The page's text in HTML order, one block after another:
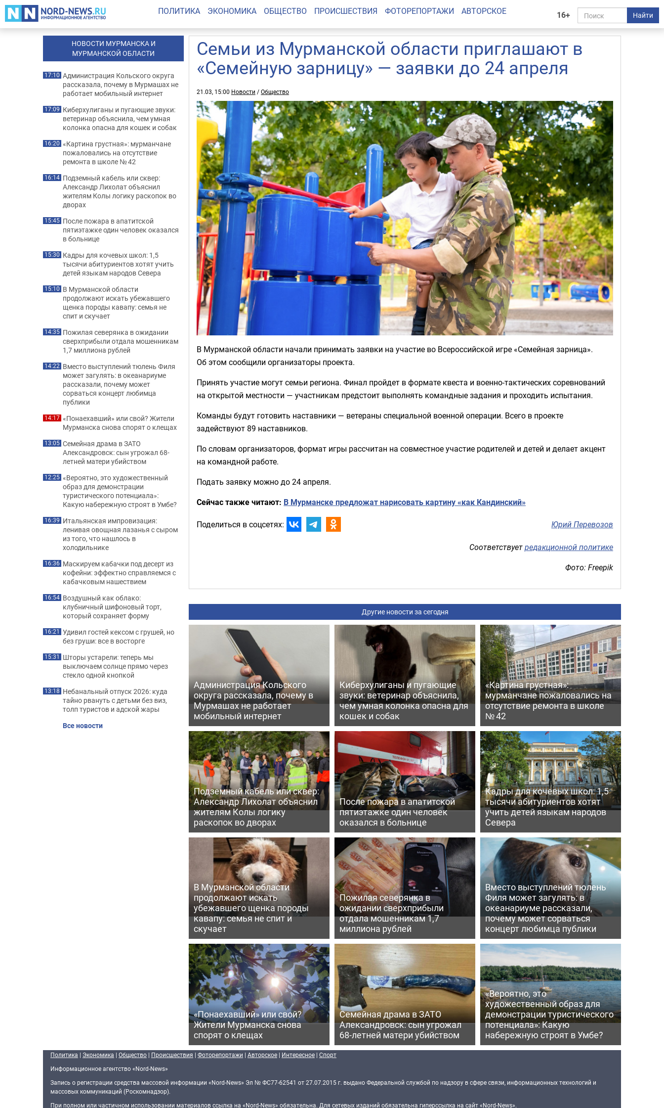
16+ Найти
ПОЛИТИКА ЭКОНОМИКА ОБЩЕСТВО ПРОИСШЕСТВИЯ ФОТОРЕПОРТАЖИ АВТОРСКОЕ
Семьи из Мурманской области приглашают в
«Семейную зарницу» — заявки до 24 апреля
21.03, 15:00 Новости /Общество
В Мурманской области начали принимать заявки на участие во Всероссийской игре «Семейная зарница».
Об этом сообщили организаторы проекта.
Принять участие могут семьи региона. Финал пройдет в формате квеста и военно-тактических соревнований
на открытой местности — участникам предстоит выполнять командные задания и проходить испытания.
Команды будут готовить наставники — ветераны специальной военной операции. Всего в проекте
задействуют 89 наставников.
По словам организаторов, формат игры рассчитан на совместное участие родителей и детей и делает акцент
на командной работе.
Подать заявку можно до 24 апреля.
Сейчас также читают: В Мурманске предложат нарисовать картину «как Кандинский»
Поделиться в соцсетях: Юрий Перевозов
Соответствуетредакционной политике
Фото: Freepik
Другие новости за сегодня
Администрация Кольского
округа рассказала, почему в
Мурмашах не работает
мобильный интернет
Киберхулиганы и пугающие
звуки: ветеринар объяснила,
чем умная колонка опасна для
кошек и собак
«Картина грустная»:
мурманчане пожаловались на
отсутствие ремонта в школе
№ 42
Подземный кабель или сквер:
Александр Лихолат объяснил
жителям Колы логику
раскопок во дворах
После пожара в апатитской
пятиэтажке один человек
оказался в больнице
Кадры для кочевых школ: 1,5
тысячи абитуриентов хотят
учить детей языкам народов
Севера
В Мурманской области
продолжают искать
убежавшего щенка породы
кавапу: семья не спит и
скучает
Пожилая северянка в
ожидании сверхприбыли
отдала мошенникам 1,7
миллиона рублей
Вместо выступлений тюлень
Филя может загулять: в
океанариуме рассказали,
почему может сорваться
концерт любимца публики
«Понаехавший» или свой?
Жители Мурманска снова
спорят о клещах
Семейная драма в ЗАТО
Александровск: сын угрожал
68-летней матери убийством
«Вероятно, это
художественный образ для
демонстрации туристического
потенциала»: Какую
набережную строят в Умбе?
НОВОСТИ МУРМАНСКА И
МУРМАНСКОЙ ОБЛАСТИ
17:10 Администрация Кольского округа
рассказала, почему в Мурмашах не
работает мобильный интернет
17:09 Киберхулиганы и пугающие звуки:
ветеринар объяснила, чем умная
колонка опасна для кошек и собак
16:20 «Картина грустная»: мурманчане
пожаловались на отсутствие
ремонта в школе № 42
16:14 Подземный кабель или сквер:
Александр Лихолат объяснил
жителям Колы логику раскопок во
дворах
15:45 После пожара в апатитской
пятиэтажке один человек оказался
в больнице
15:30 Кадры для кочевых школ: 1,5
тысячи абитуриентов хотят учить
детей языкам народов Севера
15:10 В Мурманской области
продолжают искать убежавшего
щенка породы кавапу: семья не
спит и скучает
14:35 Пожилая северянка в ожидании
сверхприбыли отдала мошенникам
1,7 миллиона рублей
14:22 Вместо выступлений тюлень Филя
может загулять: в океанариуме
рассказали, почему может
сорваться концерт любимца
публики
14:17 «Понаехавший» или свой? Жители
Мурманска снова спорят о клещах
13:05 Семейная драма в ЗАТО
Александровск: сын угрожал 68-
летней матери убийством
12:25 «Вероятно, это художественный
образ для демонстрации
туристического потенциала»:
Какую набережную строят в Умбе?
16:39 Итальянская импровизация:
ленивая овощная лазанья с сыром
из того, что нашлось в
холодильнике
16:36 Маскируем кабачки под десерт из
кофейни: эффектно справляемся с
кабачковым нашествием
16:54 Воздушный как облако:
клубничный шифоновый торт,
который сохраняет форму
16:21 Удивил гостей кексом с грушей, но
без груши: все в восторге
15:31 Шторы устарели: теперь мы
выключаем солнце прямо через
стекло одной кнопкой
13:18 Небанальный отпуск 2026: куда
тайно рвануть с детьми без виз,
толп туристов и адской жары
Все новости
Политика | Экономика | Общество | Происшествия | Фоторепортажи | Авторское | Интересное | Спорт
Информационное агентство «Nord-News»
Запись о регистрации средства массовой информации «Nord-News» Эл № ФС77-62541 от 27.07.2015 г. выдано Федеральной службой по надзору в сфере связи, информационных технологий и
массовых коммуникаций (Роскомнадзор).
При полном или частичном использовании материалов ссылка на «Nord-News» обязательна. Для сетевых изданий обязательна гиперссылка на сайт «Nord-News».